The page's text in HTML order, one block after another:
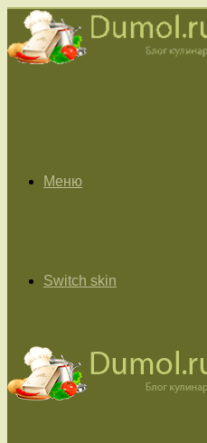
Меню
Switch skin